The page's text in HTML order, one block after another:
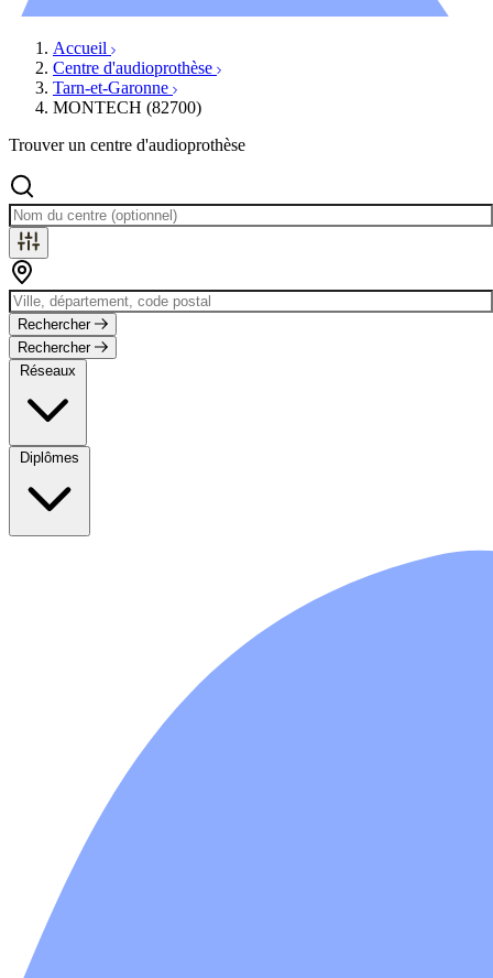
Accueil
Centre d'audioprothèse
Tarn-et-Garonne
MONTECH (82700)
Trouver un centre d'audioprothèse
Rechercher
Rechercher
Réseaux
Diplômes